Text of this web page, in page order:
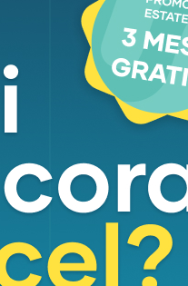
nella sede di